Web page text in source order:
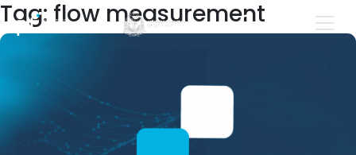
Tag: flow measurement